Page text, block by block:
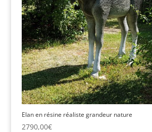
Elan en résine réaliste grandeur nature
2790,00€